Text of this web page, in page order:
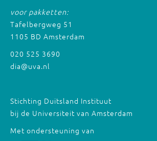
voor pakketten:
Tafelbergweg 51
1105 BD Amsterdam
020 525 3690
dia@uva.nl
Stichting Duitsland Instituut
bij de Universiteit van Amsterdam
Met ondersteuning van